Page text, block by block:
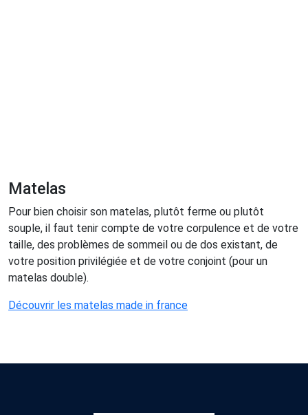
Matelas
Pour bien choisir son matelas, plutôt ferme ou plutôt
souple, il faut tenir compte de votre corpulence et de votre
taille, des problèmes de sommeil ou de dos existant, de
votre position privilégiée et de votre conjoint (pour un
matelas double).
Découvrir les matelas made in france